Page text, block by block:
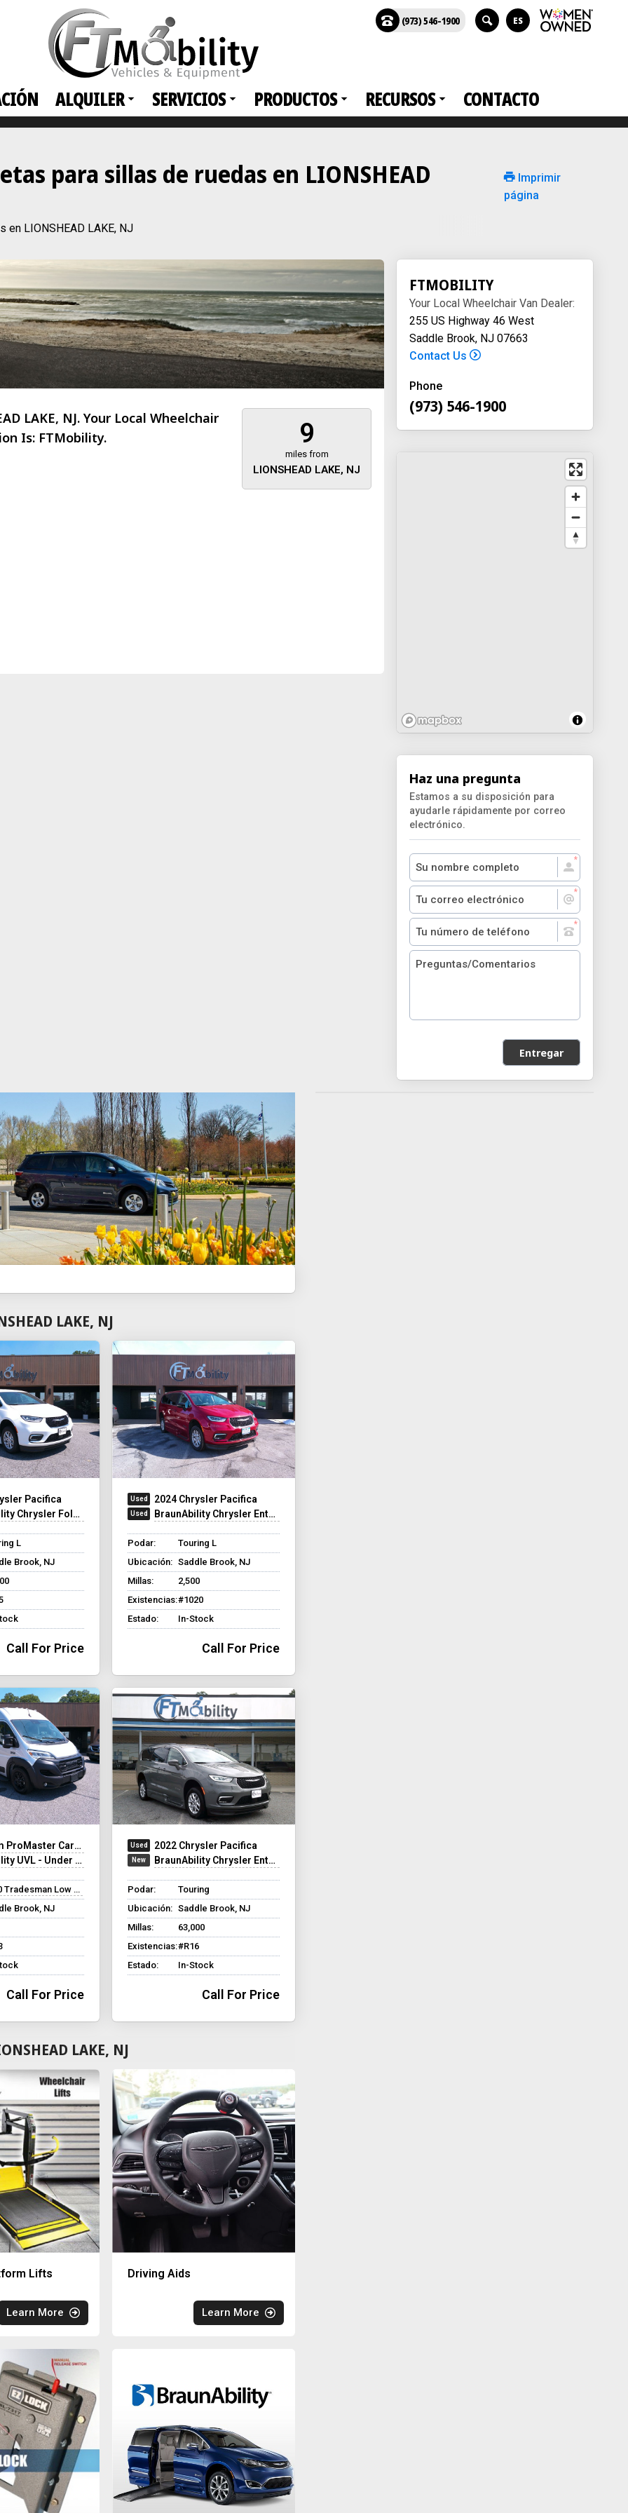
ALQUILER SERVICIOS PRODUCTOS RECURSOS CONTACTO
(973) 546-1900 ES
para sillas de ruedas en LIONSHEAD
en LIONSHEAD LAKE, NJ
Imprimir
página
9
miles from
LIONSHEAD LAKE, NJ
LAKE, NJ. Your Local Wheelchair
Is: FTMobility.
FTMOBILITY
Your Local Wheelchair Van Dealer:
255 US Highway 46 West
Saddle Brook, NJ 07663
Contact Us
Phone
(973) 546-1900
FTMobility
About 473 miles away
Haz una pregunta
Estamos a su disposición para
ayudarle rápidamente por correo
electrónico.
Entregar
LAKE, NJ
Pacifica
Foldout XT
L
Brook, NJ
Call For Price
2024 Chrysler Pacifica
BraunAbility Chrysler Entervan Xi Infloor
Podar:
Touring L
Ubicación: Saddle Brook, NJ
Millas:
2,500
Existencias:#1020
Estado:
In-Stock
Call For Price
Cargo Van
- Under Vehicle Lift
Low Roof
Brook, NJ
Call For Price
2022 Chrysler Pacifica
BraunAbility Chrysler Entervan XT
Podar:
Touring
Ubicación: Saddle Brook, NJ
Millas:
63,000
Existencias:#R16
Estado:
In-Stock
Call For Price
LAKE, NJ
Lifts
Learn More
Driving Aids
Learn More